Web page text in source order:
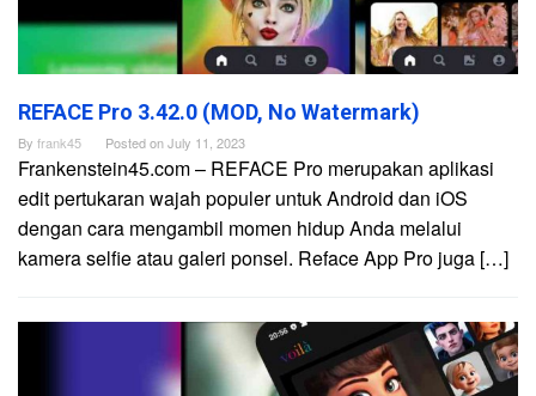
REFACE Pro 3.42.0 (MOD, No Watermark)
By frank45 Posted onJuly 11, 2023
Frankenstein45.com – REFACE Pro merupakan aplikasi
edit pertukaran wajah populer untuk Android dan iOS
dengan cara mengambil momen hidup Anda melalui
kamera selfie atau galeri ponsel. Reface App Pro juga […]